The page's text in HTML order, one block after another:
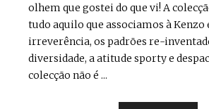
olhem que gostei do que vi! A
tudo aquilo que associamos à Kenzo
irreverência, os padrões re-
diversidade, a atitude sporty e
colecção não é ...